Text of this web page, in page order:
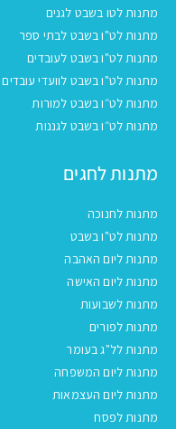
מתנות לטו בשבט לגנים
מתנות לט"ו בשבט לבתי ספר
מתנות לט"ו בשבט לעובדים
מתנות לט"ו בשבט לוועדי עובדים
מתנות לט״ו בשבט למורות
מתנות לט״ו בשבט לגננות
מתנות לחגים
מתנות לחנוכה
מתנות לט"ו בשבט
מתנות ליום האהבה
מתנות ליום האישה
מתנות לשבועות
מתנות לפורים
מתנות לל"ג בעומר
מתנות ליום המשפחה
מתנות ליום העצמאות
מתנות לפסח